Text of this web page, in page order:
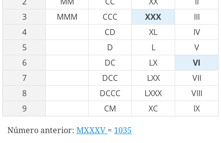
3
MMM CCC XXX
III
4
CD XL
IV
5
D L
V
6
DC LX
VI
7
DCC LXX
VII
8
DCCC LXXX
VIII
9
CM XC IX
Número anterior: MXXXV = 1035